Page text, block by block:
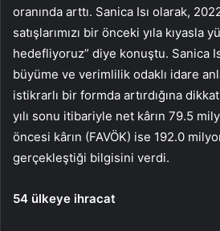
oranında arttı. Sanica Isı olarak,
satışlarımızı bir önceki yıla kıyasla
hedefliyoruz” diye konuştu. Sanica
büyüme ve verimlilik odaklı idare
istikrarlı bir formda artırdığına
yılı sonu itibariyle net kârın 79.5
öncesi kârın (FAVÖK) ise 192.0
gerçekleştiği bilgisini verdi.
54 ülkeye ihracat